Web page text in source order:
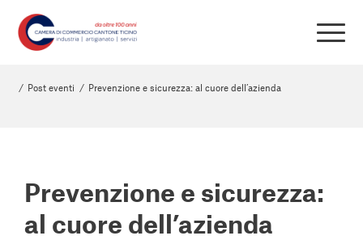
/ Post eventi / Prevenzione e sicurezza: al cuore dell’azienda
Prevenzione e sicurezza:
al cuore dell’azienda